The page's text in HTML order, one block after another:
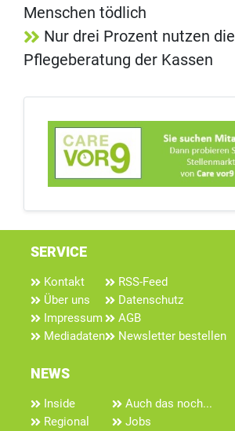
Menschen tödlich
Nur drei Prozent nutzen die
Pflegeberatung der Kassen
SERVICE
Kontakt
Über uns
Impressum
Mediadaten
RSS-Feed
Datenschutz
AGB
Newsletter bestellen
NEWS
Inside
Regional
Auch das noch...
Jobs